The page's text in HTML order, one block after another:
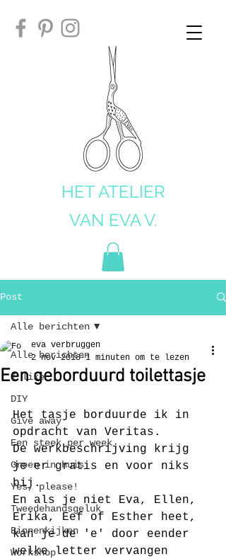
HET ATELIER
VAN EVA V.
Post
Alle berichten
I like
DIY
Give away
Een steek per week
Groen in huis
Yes, please!
Tweedehandsgeluk
Binnenkijken
Workshop
Alle berichten
Een geborduurd toilettasje
eva verbruggen
2 nov 2018 1 minuten om te lezen
Het tasje borduurde ik in
opdracht van Veritas.
De werkbeschrijving krijg
je er gratis en voor niks
bij.
En als je niet Eva, Ellen,
Erika, Eef of Esther heet,
kan je de 'e' door eender
welke letter vervangen